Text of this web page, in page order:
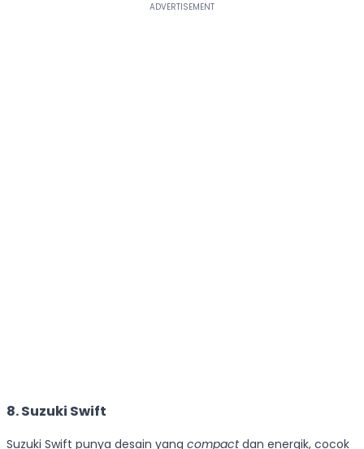
8. Suzuki Swift
Suzuki Swift punya desain yang compactdan energik, cocok